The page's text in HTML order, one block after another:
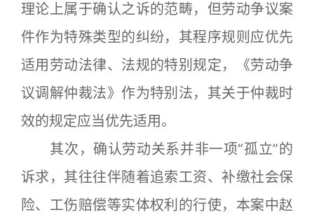
理论上属于确认之诉的范畴，但劳动争议案
件作为特殊类型的纠纷，其程序规则应优先
适用劳动法律、法规的特别规定，《劳动争
议调解仲裁法》作为特别法，其关于仲裁时
效的规定应当优先适用。
其次，确认劳动关系并非一项“孤立”的
诉求，其往往伴随着追索工资、补缴社会保
险、工伤赔偿等实体权利的行使，本案中赵